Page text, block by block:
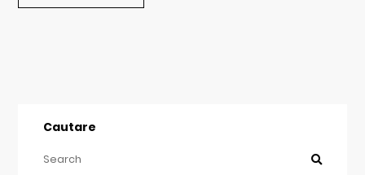
Cautare